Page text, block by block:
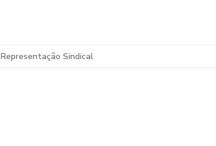
Representação Sindical